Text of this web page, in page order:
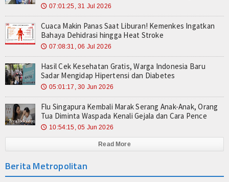
🕔 07:01:25, 31 Jul 2026
Cuaca Makin Panas Saat Liburan! Kemenkes Ingatkan
Bahaya Dehidrasi hingga Heat Stroke
🕔 07:08:31, 06 Jul 2026
Hasil Cek Kesehatan Gratis, Warga Indonesia Baru
Sadar Mengidap Hipertensi dan Diabetes
🕔 05:01:17, 30 Jun 2026
Flu Singapura Kembali Marak Serang Anak-Anak, Orang
Tua Diminta Waspada Kenali Gejala dan Cara Pence
🕔 10:54:15, 05 Jun 2026
Read More
Berita Metropolitan